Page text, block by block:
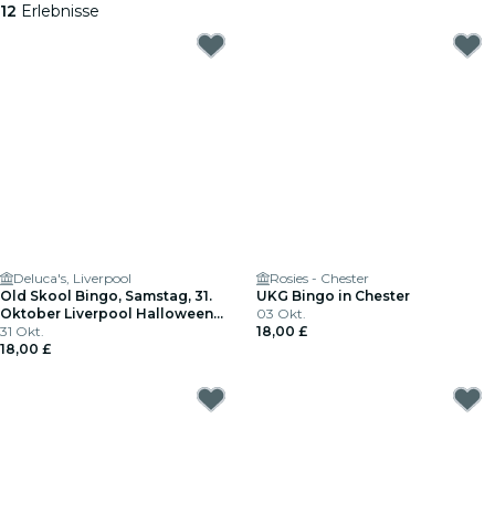
12 Erlebnisse
Deluca's, Liverpool
Old Skool Bingo, Samstag, 31.
Oktober Liverpool Halloween
Special
31 Okt.
18,00 £
Rosies - Chester
UKG Bingo in Chester
03 Okt.
18,00 £